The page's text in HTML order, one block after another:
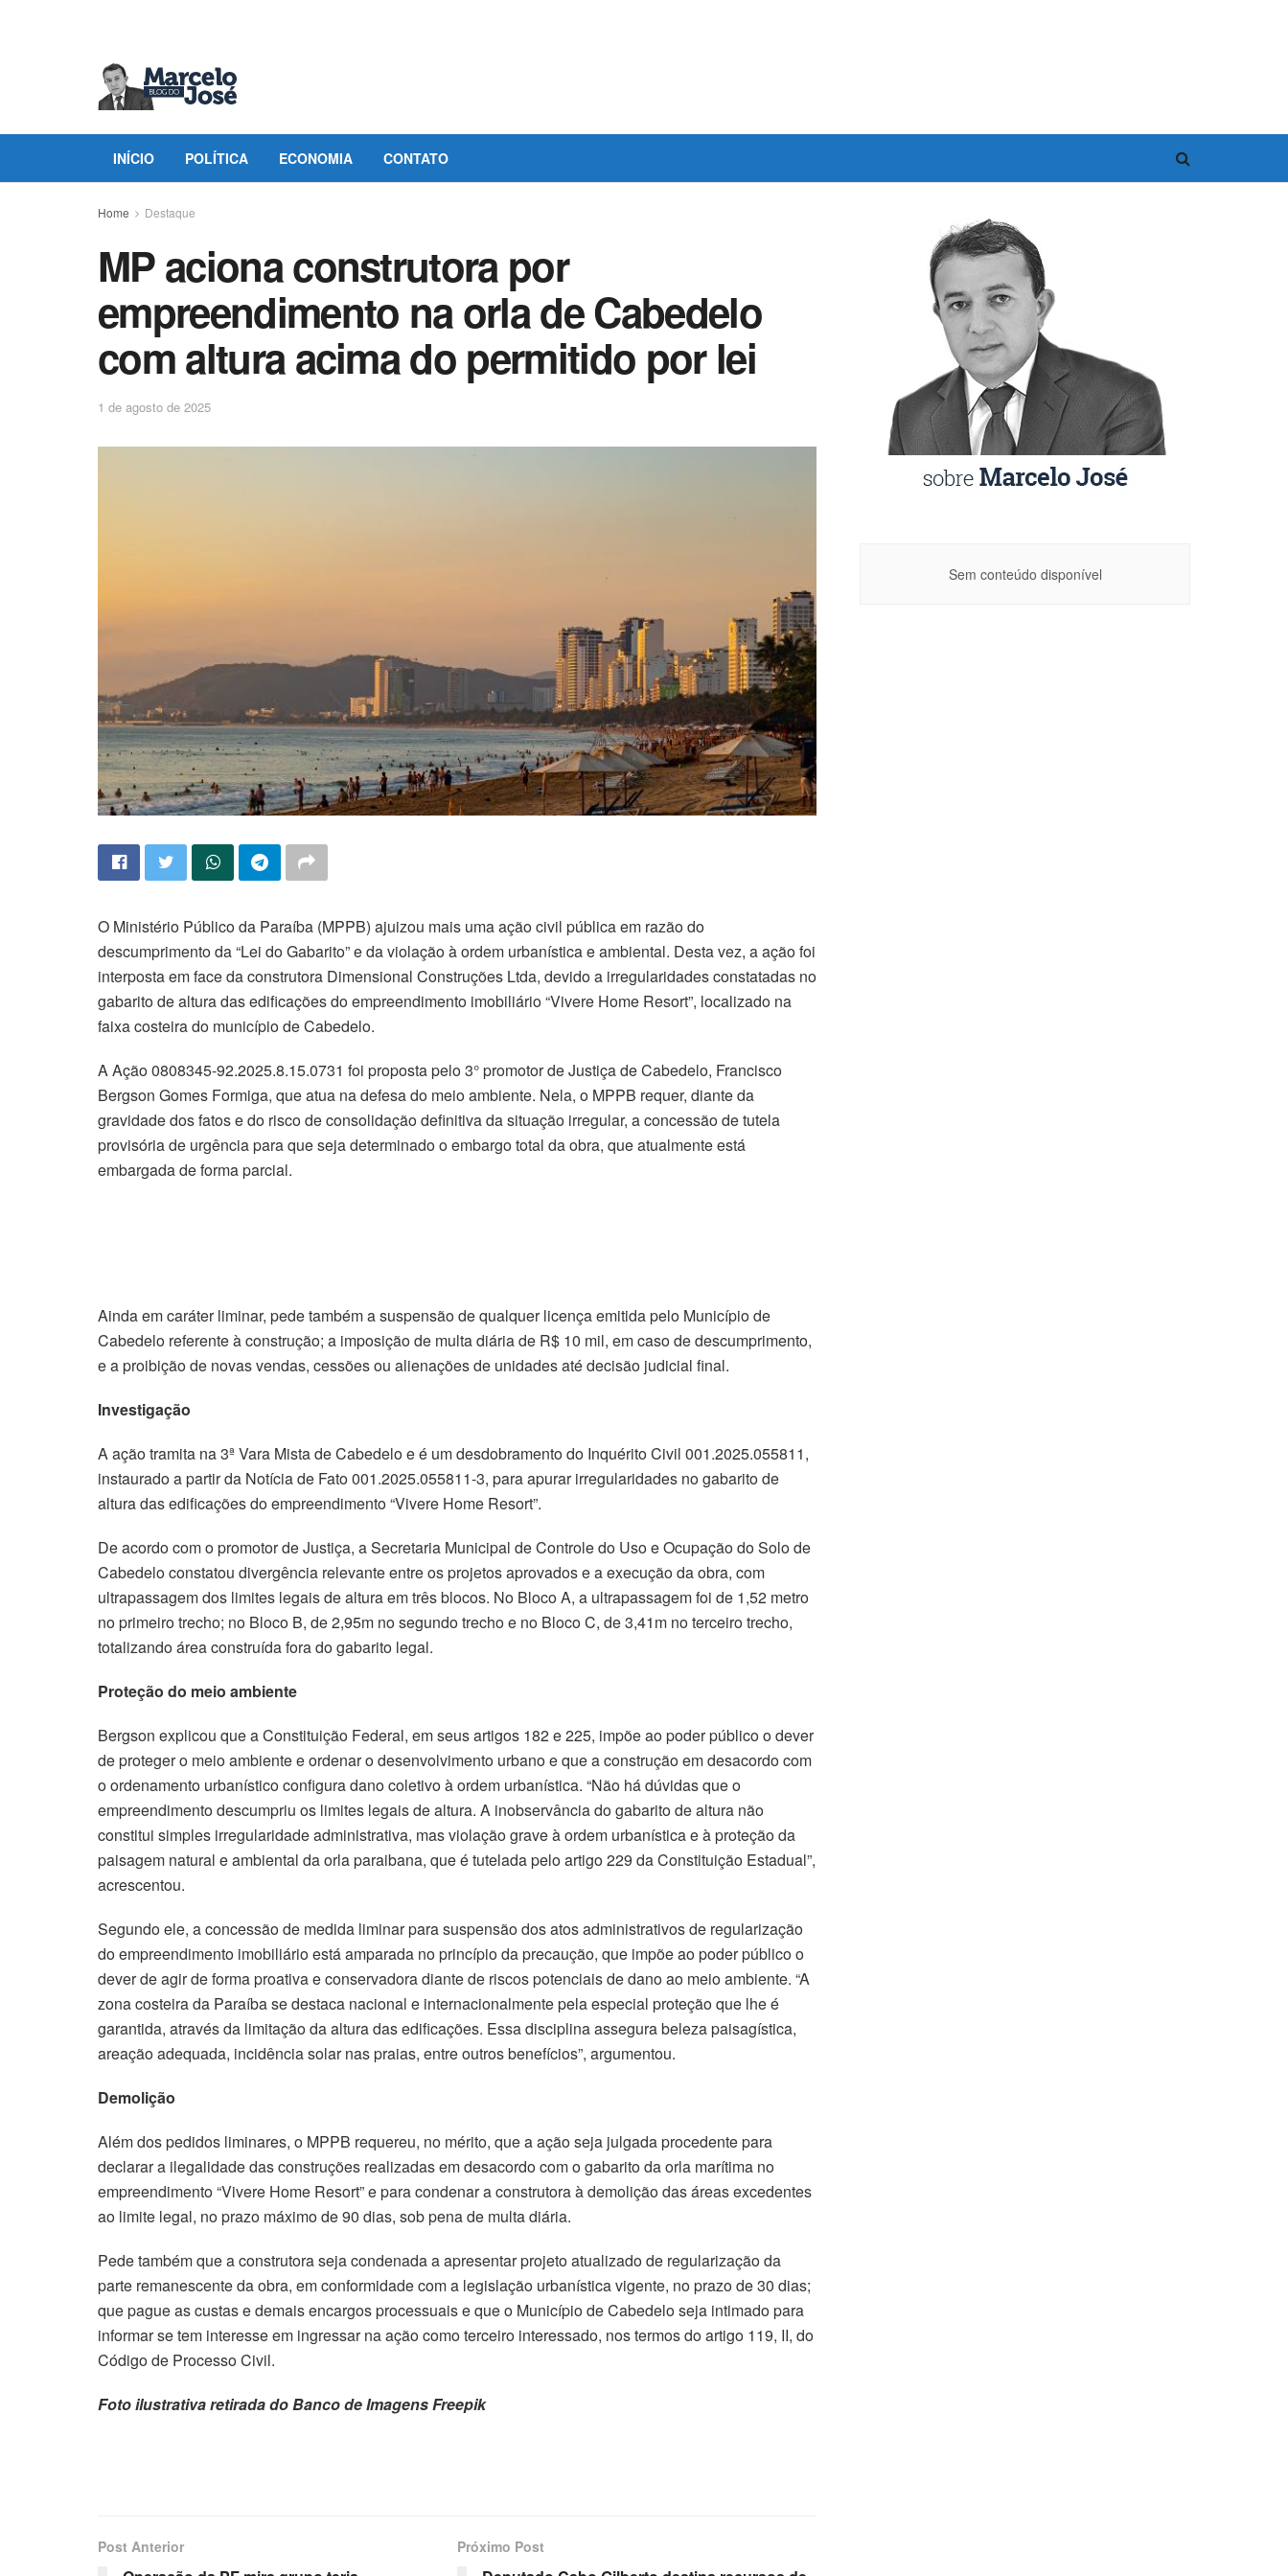
INÍCIO POLÍTICA ECONOMIA CONTATO
Home Destaque
MP aciona construtora por
empreendimento na orla de Cabedelo
com altura acima do permitido por lei
1 de agosto de 2025
O Ministério Público da Paraíba (MPPB) ajuizou mais uma ação civil pública em razão do
descumprimento da “Lei do Gabarito” e da violação à ordem urbanística e ambiental. Desta vez, a ação foi
interposta em face da construtora Dimensional Construções Ltda, devido a irregularidades constatadas no
gabarito de altura das edificações do empreendimento imobiliário “Vivere Home Resort”, localizado na
faixa costeira do município de Cabedelo.
A Ação 0808345-92.2025.8.15.0731 foi proposta pelo 3° promotor de Justiça de Cabedelo, Francisco
Bergson Gomes Formiga, que atua na defesa do meio ambiente. Nela, o MPPB requer, diante da
gravidade dos fatos e do risco de consolidação definitiva da situação irregular, a concessão de tutela
provisória de urgência para que seja determinado o embargo total da obra, que atualmente está
embargada de forma parcial.
Ainda em caráter liminar, pede também a suspensão de qualquer licença emitida pelo Município de
Cabedelo referente à construção; a imposição de multa diária de R$ 10 mil, em caso de descumprimento,
e a proibição de novas vendas, cessões ou alienações de unidades até decisão judicial final.
Investigação
A ação tramita na 3ª Vara Mista de Cabedelo e é um desdobramento do Inquérito Civil 001.2025.055811,
instaurado a partir da Notícia de Fato 001.2025.055811-3, para apurar irregularidades no gabarito de
altura das edificações do empreendimento “Vivere Home Resort”.
De acordo com o promotor de Justiça, a Secretaria Municipal de Controle do Uso e Ocupação do Solo de
Cabedelo constatou divergência relevante entre os projetos aprovados e a execução da obra, com
ultrapassagem dos limites legais de altura em três blocos. No Bloco A, a ultrapassagem foi de 1,52 metro
no primeiro trecho; no Bloco B, de 2,95m no segundo trecho e no Bloco C, de 3,41m no terceiro trecho,
totalizando área construída fora do gabarito legal.
Proteção do meio ambiente
Bergson explicou que a Constituição Federal, em seus artigos 182 e 225, impõe ao poder público o dever
de proteger o meio ambiente e ordenar o desenvolvimento urbano e que a construção em desacordo com
o ordenamento urbanístico configura dano coletivo à ordem urbanística. “Não há dúvidas que o
empreendimento descumpriu os limites legais de altura. A inobservância do gabarito de altura não
constitui simples irregularidade administrativa, mas violação grave à ordem urbanística e à proteção da
paisagem natural e ambiental da orla paraibana, que é tutelada pelo artigo 229 da Constituição Estadual”,
acrescentou.
Segundo ele, a concessão de medida liminar para suspensão dos atos administrativos de regularização
do empreendimento imobiliário está amparada no princípio da precaução, que impõe ao poder público o
dever de agir de forma proativa e conservadora diante de riscos potenciais de dano ao meio ambiente. “A
zona costeira da Paraíba se destaca nacional e internacionalmente pela especial proteção que lhe é
garantida, através da limitação da altura das edificações. Essa disciplina assegura beleza paisagística,
areação adequada, incidência solar nas praias, entre outros benefícios”, argumentou.
Demolição
Além dos pedidos liminares, o MPPB requereu, no mérito, que a ação seja julgada procedente para
declarar a ilegalidade das construções realizadas em desacordo com o gabarito da orla marítima no
empreendimento “Vivere Home Resort” e para condenar a construtora à demolição das áreas excedentes
ao limite legal, no prazo máximo de 90 dias, sob pena de multa diária.
Pede também que a construtora seja condenada a apresentar projeto atualizado de regularização da
parte remanescente da obra, em conformidade com a legislação urbanística vigente, no prazo de 30 dias;
que pague as custas e demais encargos processuais e que o Município de Cabedelo seja intimado para
informar se tem interesse em ingressar na ação como terceiro interessado, nos termos do artigo 119, II, do
Código de Processo Civil.
Foto ilustrativa retirada do Banco de Imagens Freepik
Post Anterior Próximo Post
Sem conteúdo disponível